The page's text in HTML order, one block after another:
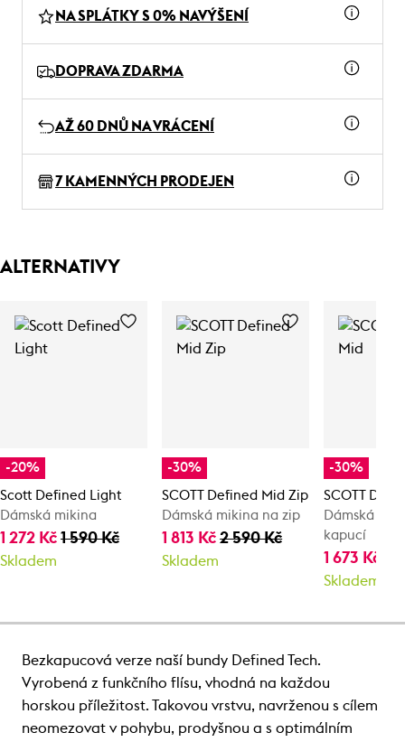
NA SPLÁTKY S 0% NAVÝŠENÍ
DOPRAVA ZDARMA
AŽ 60 DNŮ NA VRÁCENÍ
7 KAMENNÝCH PRODEJEN
ALTERNATIVY
-20%
Scott Defined Light
Dámská mikina
1 272 Kč 1 590 Kč
Skladem
-30%
SCOTT Defined Mid Zip
Dámská mikina na zip
1 813 Kč2 590 Kč
Skladem
-30%
SCOTT
Dámská
kapucí
1 673 Kč
Skladem
Bezkapucová verze naší bundy Defined Tech.
Vyrobená z funkčního flísu, vhodná na každou
horskou příležitost. Takovou vrstvu, navrženou s cílem
neomezovat v pohybu, prodyšnou a s optimálním